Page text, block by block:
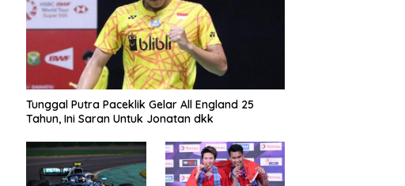
Tunggal Putra Paceklik Gelar All England 25
Tahun, Ini Saran Untuk Jonatan dkk